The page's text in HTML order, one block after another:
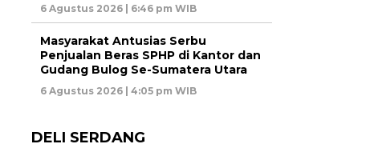
6 Agustus 2026 | 6:46 pm WIB
Masyarakat Antusias Serbu
Penjualan Beras SPHP di Kantor dan
Gudang Bulog Se-Sumatera Utara
6 Agustus 2026 | 4:05 pm WIB
DELI SERDANG